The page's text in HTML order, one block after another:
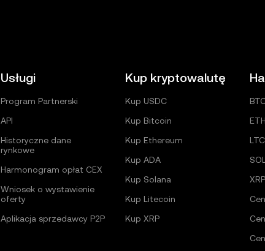
Usługi
Program Partnerski
API
Historyczne dane
rynkowe
Harmonogram opłat CEX
Wniosek o wystawienie
oferty
Aplikacja sprzedawcy P2P
Kup kryptowalutę
Kup USDC
Kup Bitcoin
Kup Ethereum
Kup ADA
Kup Solana
Kup Litecoin
Kup XRP